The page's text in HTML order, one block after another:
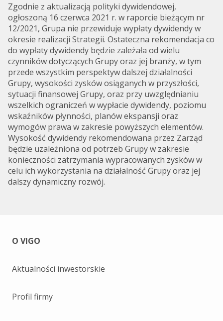
Zgodnie z aktualizacją polityki dywidendowej,
ogłoszoną 16 czerwca 2021 r. w raporcie bieżącym nr
12/2021, Grupa nie przewiduje wypłaty dywidendy w
okresie realizacji Strategii. Ostateczna rekomendacja co
do wypłaty dywidendy będzie zależała od wielu
czynników dotyczących Grupy oraz jej branży, w tym
przede wszystkim perspektyw dalszej działalności
Grupy, wysokości zysków osiąganych w przyszłości,
sytuacji finansowej Grupy, oraz przy uwzględnianiu
wszelkich ograniczeń w wypłacie dywidendy, poziomu
wskaźników płynności, planów ekspansji oraz
wymogów prawa w zakresie powyższych elementów.
Wysokość dywidendy rekomendowana przez Zarząd
będzie uzależniona od potrzeb Grupy w zakresie
konieczności zatrzymania wypracowanych zysków w
celu ich wykorzystania na działalność Grupy oraz jej
dalszy dynamiczny rozwój.
O VIGO
Aktualności inwestorskie
Profil firmy